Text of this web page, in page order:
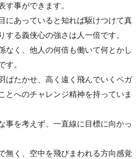
す事ができます。
にあっていると知れば駆けつけて真
する義侠心の強さは人一倍です。
なく、他人の何倍も働いて何とかし
す。
ばたかせ、高く遠く飛んでいくペガ
とへのチャレンジ精神を持っていま
事を考えず、一直線に目標に向かっ
無く、空中を飛びまわれる方向感覚